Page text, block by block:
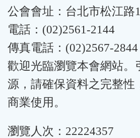
公會會址：台北市松江路
電話：(02)2561-2144
傳真電話：(02)2567-2844
歡迎光臨瀏覽本會網站
源，請確保資料之完整
商業使用。
瀏覽人次：22224357